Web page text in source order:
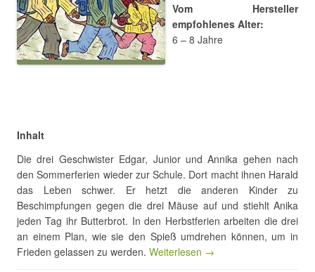
Vom Hersteller
empfohlenes Alter:
6 – 8 Jahre
Inhalt
Die drei Geschwister Edgar, Junior und Annika gehen nach
den Sommerferien wieder zur Schule. Dort macht ihnen Harald
das Leben schwer. Er hetzt die anderen Kinder zu
Beschimpfungen gegen die drei Mäuse auf und stiehlt Anika
jeden Tag ihr Butterbrot. In den Herbstferien arbeiten die drei
an einem Plan, wie sie den Spieß umdrehen können, um in
Frieden gelassen zu werden. Weiterlesen →